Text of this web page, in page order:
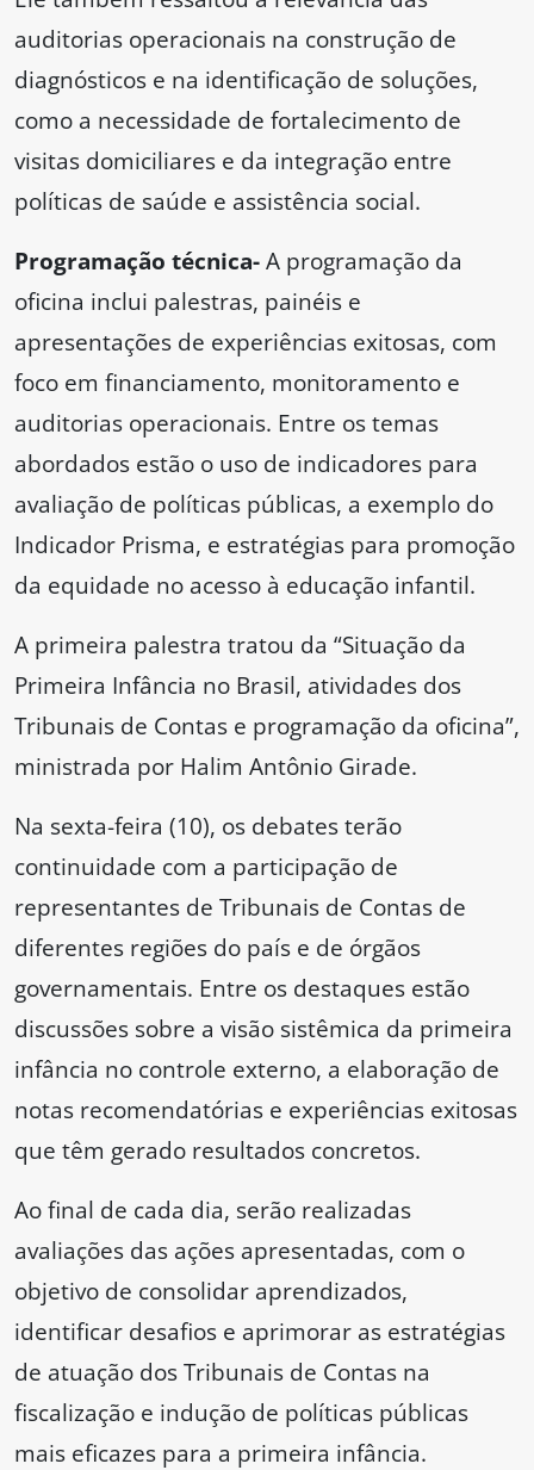
auditorias operacionais na construção de
diagnósticos e na identificação de soluções,
como a necessidade de fortalecimento de
visitas domiciliares e da integração entre
políticas de saúde e assistência social.
Programação técnica-A programação da
oficina inclui palestras, painéis e
apresentações de experiências exitosas, com
foco em financiamento, monitoramento e
auditorias operacionais. Entre os temas
abordados estão o uso de indicadores para
avaliação de políticas públicas, a exemplo do
Indicador Prisma, e estratégias para promoção
da equidade no acesso à educação infantil.
A primeira palestra tratou da “Situação da
Primeira Infância no Brasil, atividades dos
Tribunais de Contas e programação da oficina”,
ministrada por Halim Antônio Girade.
Na sexta-feira (10), os debates terão
continuidade com a participação de
representantes de Tribunais de Contas de
diferentes regiões do país e de órgãos
governamentais. Entre os destaques estão
discussões sobre a visão sistêmica da primeira
infância no controle externo, a elaboração de
notas recomendatórias e experiências exitosas
que têm gerado resultados concretos.
Ao final de cada dia, serão realizadas
avaliações das ações apresentadas, com o
objetivo de consolidar aprendizados,
identificar desafios e aprimorar as estratégias
de atuação dos Tribunais de Contas na
fiscalização e indução de políticas públicas
mais eficazes para a primeira infância.